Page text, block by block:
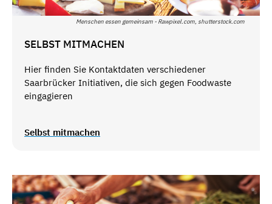
Menschen essen gemeinsam - Rawpixel.com, shutterstock.com
SELBST MITMACHEN
Hier finden Sie Kontaktdaten verschiedener
Saarbrücker Initiativen, die sich gegen Foodwaste
eingagieren
Selbst mitmachen